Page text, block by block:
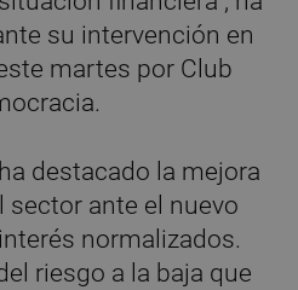
su intervención en
martes por Club
destacado la mejora
sector ante el nuevo
normalizados.
riesgo a la baja que